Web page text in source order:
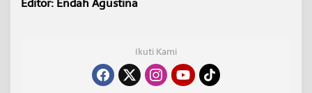
Editor: Endah Agustina
Ikuti Kami